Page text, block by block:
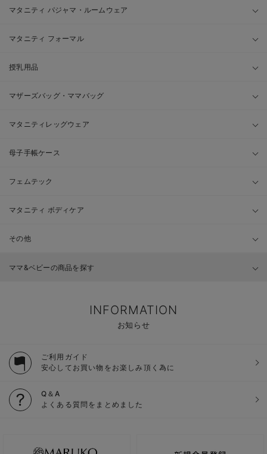
マタニティ パジャマ・ルームウェア
マタニティ フォーマル
授乳用品
マザーズバッグ・ママバッグ
マタニティレッグウェア
母子手帳ケース
フェムテック
マタニティ ボディケア
その他
ママ&ベビーの商品を探す
INFORMATION
お知らせ
ご利用ガイド
安心してお買い物をお楽しみ頂く為に
Q＆A
よくある質問をまとめました